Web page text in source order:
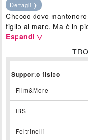
Dettagli ❯
Checco deve
figlio al mare. Ma è in
Espandi ▽
Supporto fisico
Film&More
IBS
Feltrinelli